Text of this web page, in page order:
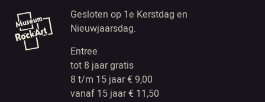
Gesloten op 1e Kerstdag en
Nieuwjaarsdag.
Entree
tot 8 jaar gratis
8 t/m 15 jaar € 9,00
vanaf 15 jaar € 11,50